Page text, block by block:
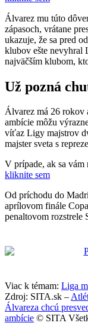
Álvarez mu túto
zápasoch, vrátane
ukazuje, že sa pred
klubov ešte nevyhral
najväčším klubom,
Už pozná
Álvarez má 26 rokov
ambície môžu
víťaz Ligy majstrov
majster sveta s
V prípade, ak sa
kliknite sem
Od príchodu do
aprílovom finále
penaltovom rozstrele
Viac k témam: Liga
Zdroj: SITA.sk –
Álvareza chcú
ambície © SITA